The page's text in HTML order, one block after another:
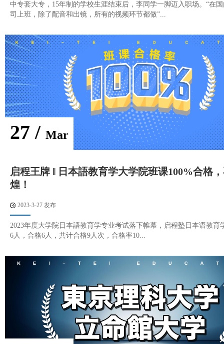
中专套大专，15年制的学校生涯结束后，李同学一脚迈入职场。“在
司上班，除了配音和出镜，所有的视频环节都做”...
27 / Mar
启程王牌 ‖ 日本語教育学大学院班课100%合格
煌！
2023-3-27 发布
2023年度大学院日本語教育学专业考试落下帷幕，启程塾日本语教育
6人，合格6人，共计合格9人次，合格率10...